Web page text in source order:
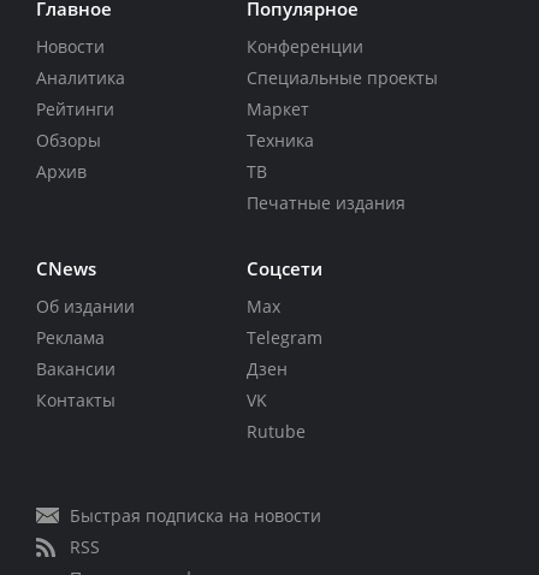
Главное
Новости
Аналитика
Рейтинги
Обзоры
Архив
Популярное
Конференции
Специальные проекты
Маркет
Техника
ТВ
Печатные издания
CNews
Об издании
Реклама
Вакансии
Контакты
Соцсети
Max
Telegram
Дзен
VK
Rutube
Быстрая подписка на новости
RSS